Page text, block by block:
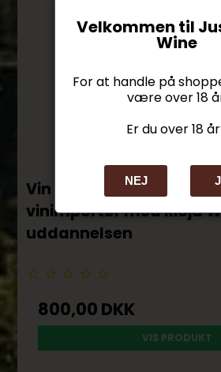
Vin kursus - eneste
vinimportør med Rioja
uddannelsen
800,00 DKK
VIS PRODUKT
Velkommen til
Wine
For at handle på
være over 18
Er du over 18
NEJ